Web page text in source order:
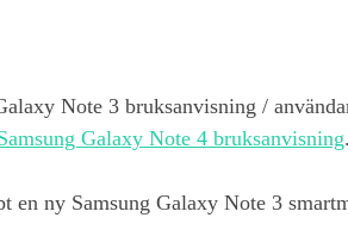
Note 3 bruksanvisning /
Galaxy Note 4 bruksanvisning.
en ny Samsung Galaxy Note 3